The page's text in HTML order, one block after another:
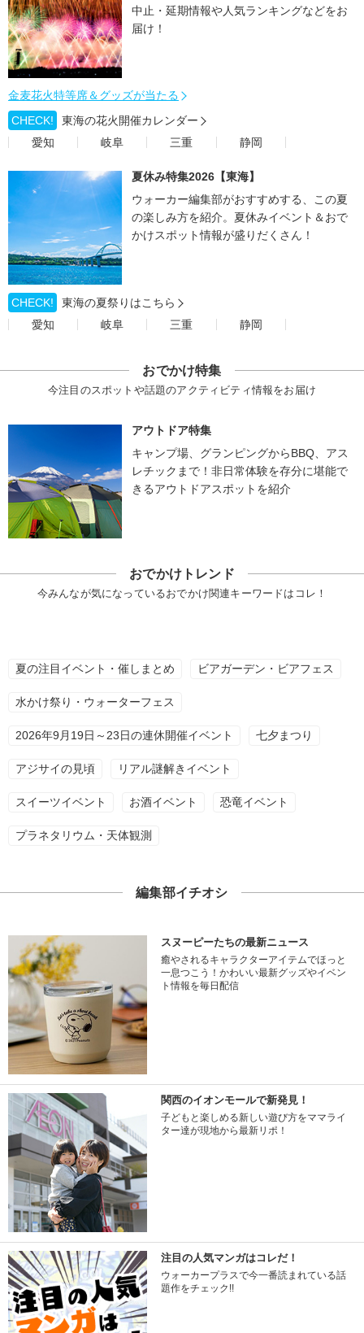
中止・延期情報や人気ランキングなどをお
届け！
金麦花火特等席＆グッズが当たる
CHECK!
東海の花火開催カレンダー
愛知
岐阜 三重 静岡
夏休み特集2026【東海】
ウォーカー編集部がおすすめする、この夏
の楽しみ方を紹介。夏休みイベント＆おで
かけスポット情報が盛りだくさん！
CHECK!
東海の夏祭りはこちら
愛知
岐阜 三重 静岡
おでかけ特集
今注目のスポットや話題のアクティビティ情報をお届け
アウトドア特集
キャンプ場、グランピングからBBQ、アス
レチックまで！非日常体験を存分に堪能で
きるアウトドアスポットを紹介
おでかけトレンド
今みんなが気になっているおでかけ関連キーワードはコレ！
夏の注目イベント・催しまとめ ビアガーデン・ビアフェス
水かけ祭り・ウォーターフェス
2026年9月19日～23日の連休開催イベント 七夕まつり
アジサイの見頃 リアル謎解きイベント
スイーツイベント お酒イベント 恐竜イベント
プラネタリウム・天体観測
編集部イチオシ
スヌーピーたちの最新ニュース
癒やされるキャラクターアイテムでほっと
一息つこう！かわいい最新グッズやイベン
ト情報を毎日配信
関西のイオンモールで新発見！
子どもと楽しめる新しい遊び方をママライ
ター達が現地から最新リポ！
注目の人気マンガはコレだ！
ウォーカープラスで今一番読まれている話
題作をチェック!!